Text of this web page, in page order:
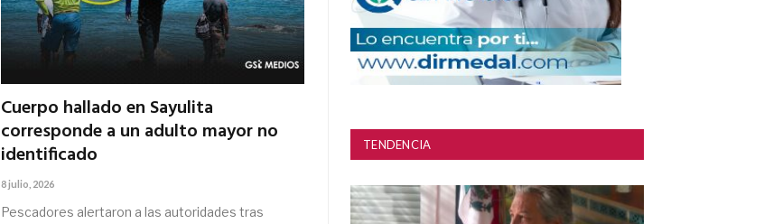
Cuerpo hallado en Sayulita
corresponde a un adulto mayor no
identificado
8 julio, 2026
Pescadores alertaron a las autoridades tras
TENDENCIA